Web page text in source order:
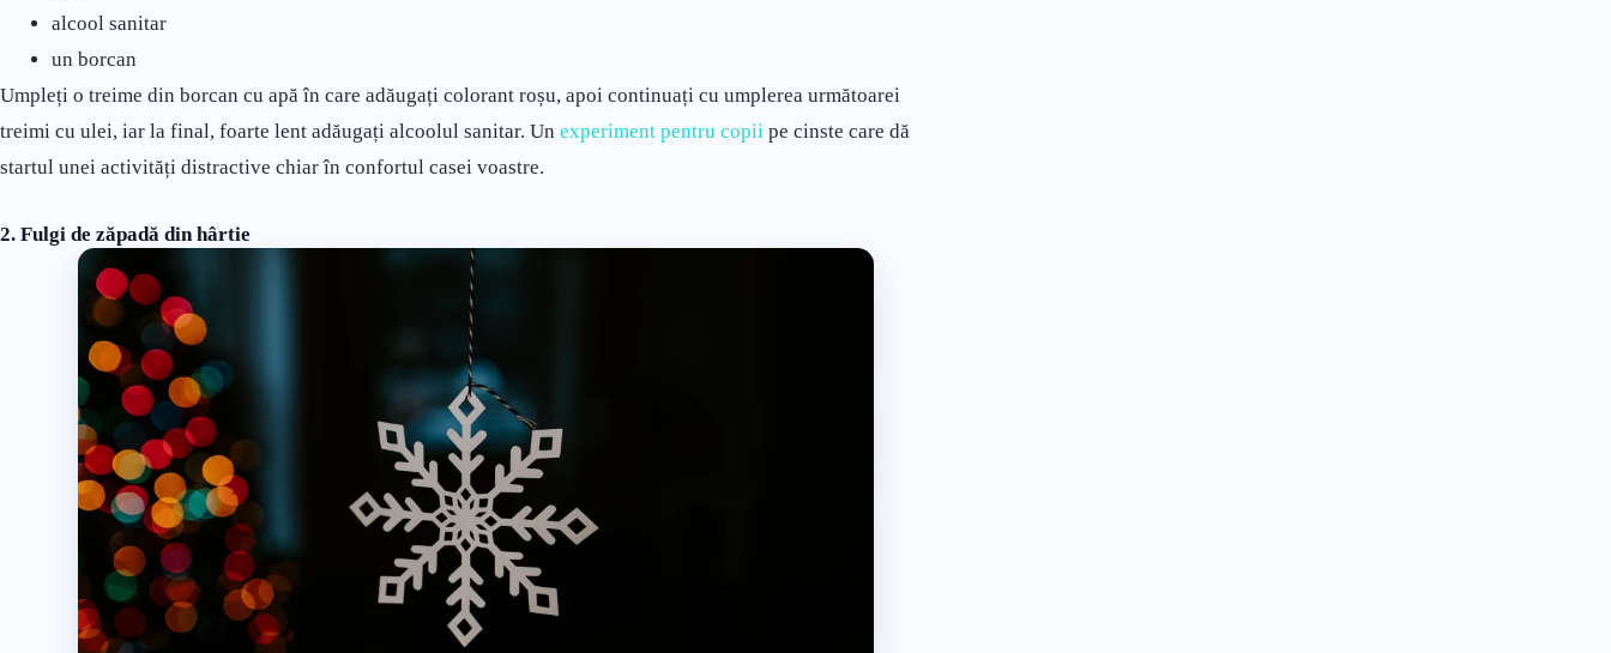
alcool sanitar
un borcan
Umpleți o treime din borcan cu apă în care adăugați colorant roșu, apoi continuați cu umplerea următoarei
treimi cu ulei, iar la final, foarte lent adăugați alcoolul sanitar. Un experiment pentru copii pe cinste care dă
startul unei activități distractive chiar în confortul casei voastre.
2. Fulgi de zăpadă din hârtie